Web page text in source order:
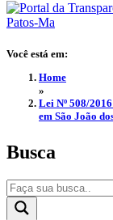
Você está em:
Home
»
Lei Nº 508/
em São João
Busca